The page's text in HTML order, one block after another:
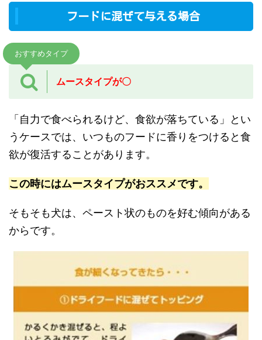
フードに混ぜて与える場合
おすすめタイプ
ムースタイプが〇
「自力で食べられるけど、食欲が落ちている」とい
うケースでは、いつものフードに香りをつけると食
欲が復活することがあります。
この時にはムースタイプがおススメです。
そもそも犬は、ペースト状のものを好む傾向がある
からです。